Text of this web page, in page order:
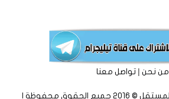
من نحن|تواصل معنا
موقع ( لا ) الأخباري المستقل © 2016 جميع الحقوق محفوظة |